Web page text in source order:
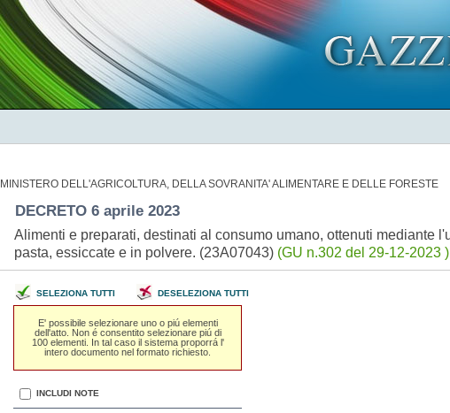
MINISTERO DELL'AGRICOLTURA, DELLA SOVRANITA' ALIMENTARE E DELLE FORESTE
DECRETO 6 aprile 2023
Alimenti e preparati, destinati al consumo umano, ottenuti mediante
pasta, essiccate e in polvere. (23A07043) (GU n.302 del 29-12-2023 )
SELEZIONA TUTTI DESELEZIONA TUTTI
E' possibile selezionare uno o piú elementi
dell'atto. Non é consentito selezionare piú di
100 elementi. In tal caso il sistema proporrá l'
intero documento nel formato richiesto.
INCLUDI NOTE